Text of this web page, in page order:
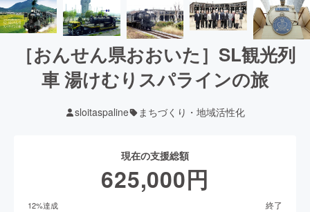
［おんせん県おおいた］SL観光列
車 湯けむりスパラインの旅
sloitaspaline まちづくり・地域活性化
現在の支援総額
625,000円
12%達成 終了